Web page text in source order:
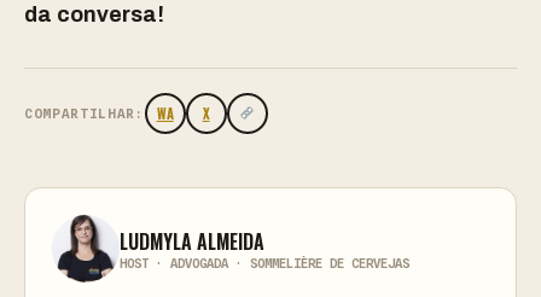
da conversa!
COMPARTILHAR: WA X
LUDMYLA ALMEIDA
HOST · ADVOGADA · SOMMELIÈRE DE CERVEJAS